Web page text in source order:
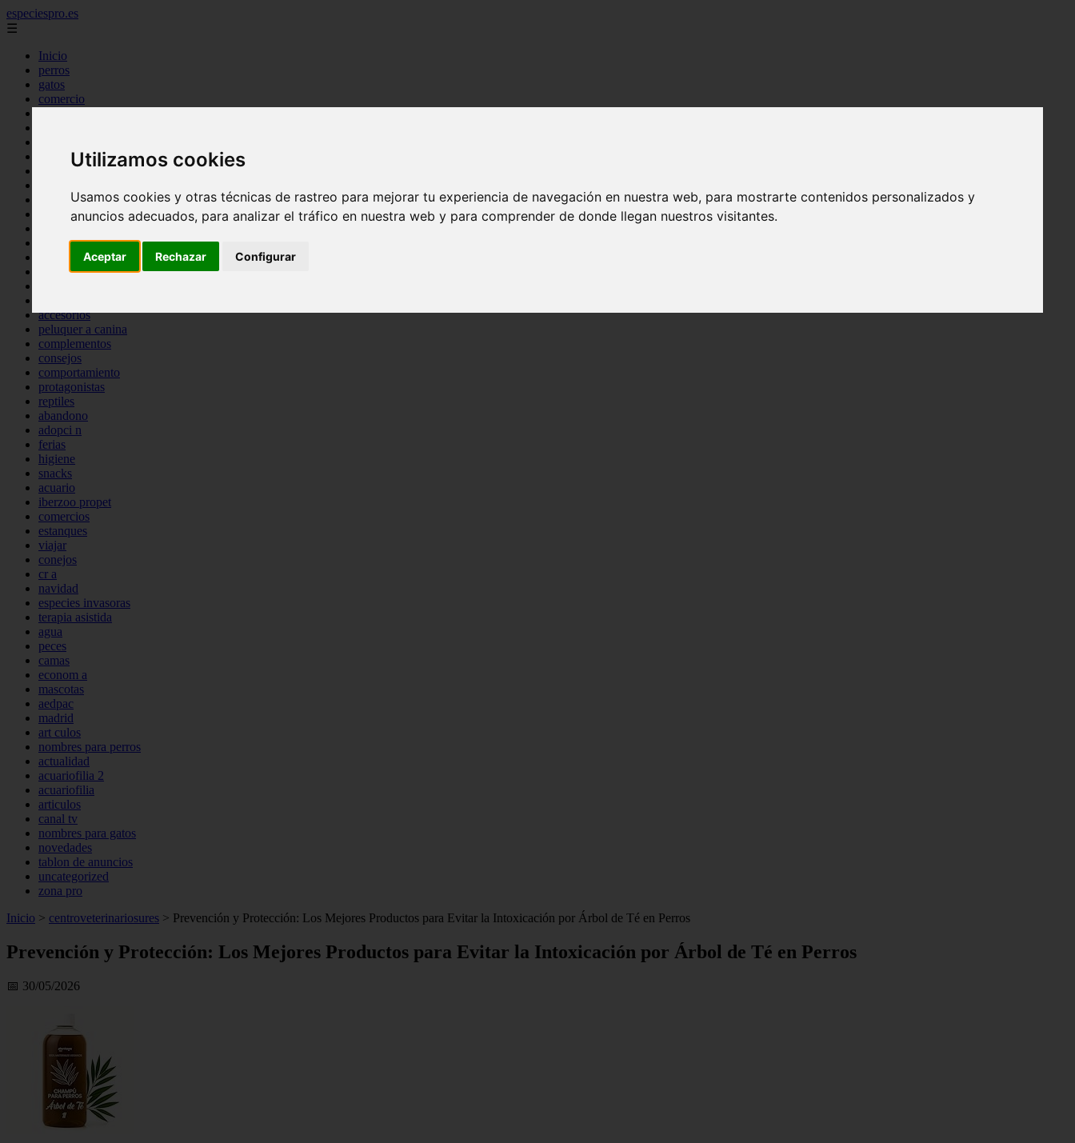
Utilizamos cookies
Usamos cookies y otras técnicas de rastreo para mejorar tu experiencia de navegación en nuestra web, para mostrarte contenidos personalizados y
anuncios adecuados, para analizar el tráfico en nuestra web y para comprender de donde llegan nuestros visitantes.
Aceptar Rechazar Configurar
especiespro.es
☰
Inicio
perros
gatos
comercio
tenencia responsable
mantenimiento
bienestar
peque os mam feros
verano
accesorios
peluquer a canina
complementos
consejos
comportamiento
protagonistas
reptiles
abandono
adopci n
ferias
higiene
snacks
acuario
iberzoo propet
comercios
estanques
viajar
conejos
cr a
navidad
especies invasoras
terapia asistida
agua
peces
camas
econom a
mascotas
aedpac
madrid
art culos
nombres para perros
actualidad
acuariofilia 2
acuariofilia
articulos
canal tv
nombres para gatos
novedades
tablon de anuncios
uncategorized
zona pro
Inicio > centroveterinariosures > Prevención y Protección: Los Mejores Productos para Evitar la Intoxicación por Árbol de Té en Perros
Prevención y Protección: Los Mejores Productos para Evitar la Intoxicación por Árbol de Té en Perros
📅 30/05/2026